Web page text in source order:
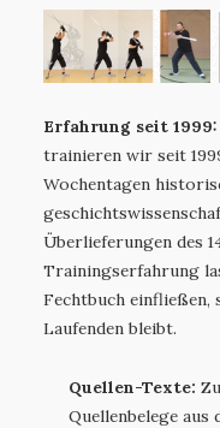
Erfahrung seit 1999:
trainieren wir seit
Wochentagen
Überlieferungen des
Trainingserfahrung
Fechtbuch einfließen,
Laufenden bleibt.
Quellen-Texte:
Quellenbelege